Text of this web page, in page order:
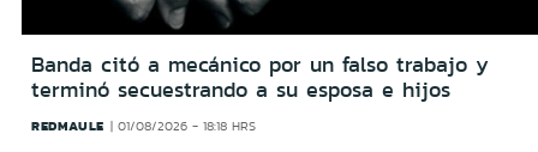
Banda citó a mecánico por un falso trabajo y
terminó secuestrando a su esposa e hijos
REDMAULE 01/08/2026 - 18:18 HRS